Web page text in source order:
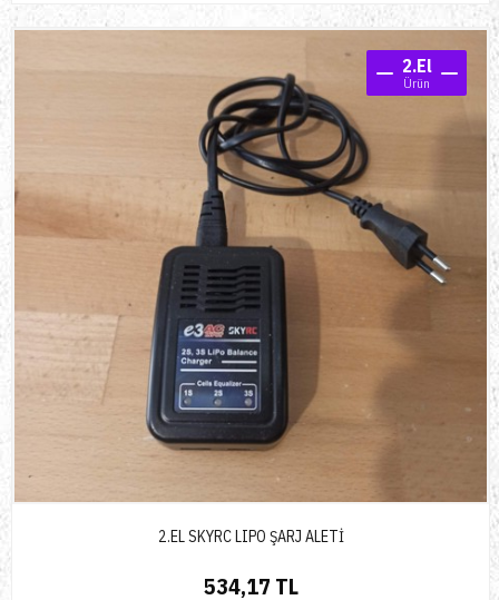
2.El
Ürün
2.EL SKYRC LIPO ŞARJ ALETİ
534,17 TL